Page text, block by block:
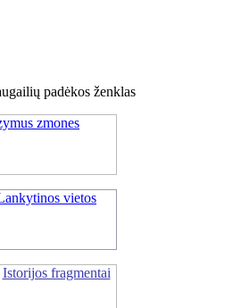
padėkos ženklas